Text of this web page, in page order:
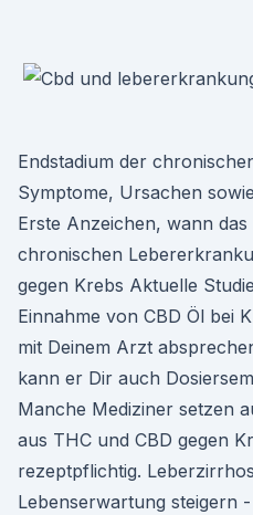
Endstadium der
Symptome, Ursachen
Erste Anzeichen, wann das
chronischen
gegen Krebs Aktuelle
Einnahme von CBD Öl bei
mit Deinem Arzt
kann er Dir auch
Manche Mediziner setzen
aus THC und CBD gegen
rezeptpflichtig.
Lebenserwartung steigern